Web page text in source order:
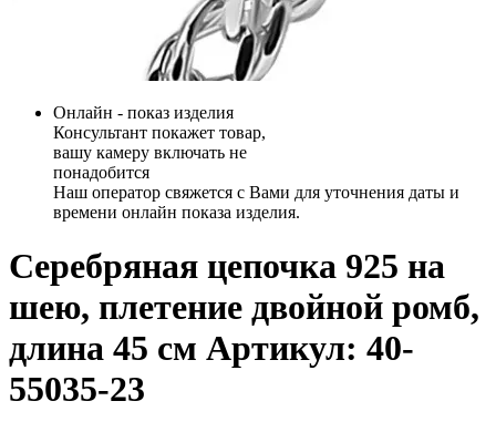
Онлайн - показ изделия
Консультант покажет товар,
вашу камеру включать не
понадобится
Наш оператор свяжется с Вами для уточнения даты и
времени онлайн показа изделия.
Серебряная цепочка 925 на
шею, плетение двойной ромб,
длина 45 см Артикул: 40-
55035-23